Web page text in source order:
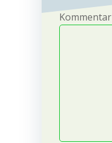
Kommentar